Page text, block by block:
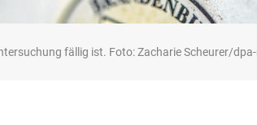
fällig ist. Foto: Zacharie Scheurer/